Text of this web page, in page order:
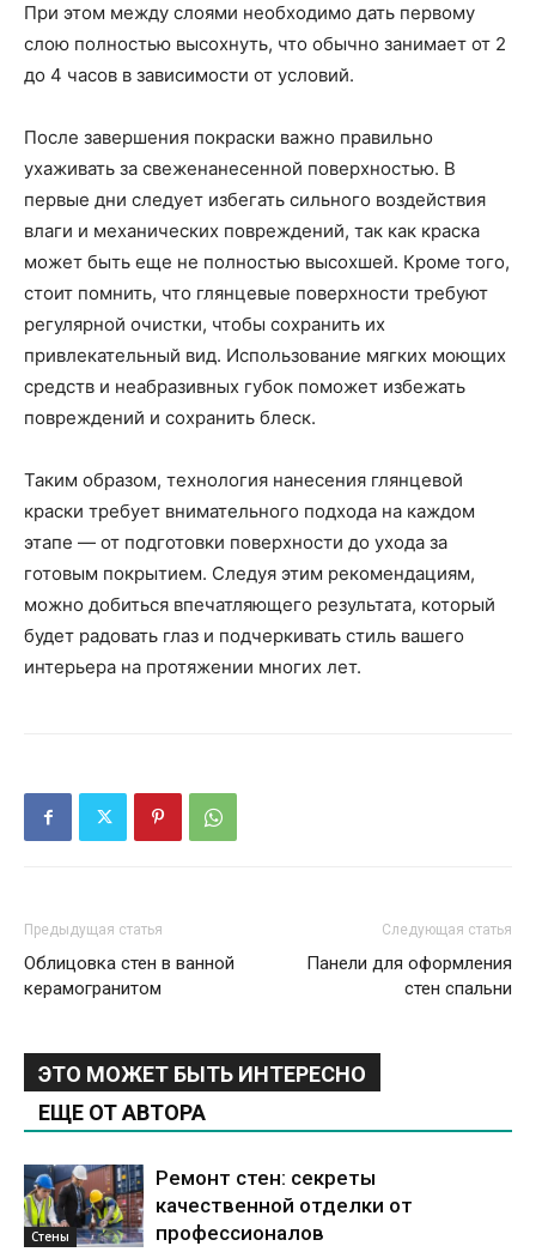
При этом между слоями необходимо дать первому
слою полностью высохнуть, что обычно занимает от 2
до 4 часов в зависимости от условий.
После завершения покраски важно правильно
ухаживать за свеженанесенной поверхностью. В
первые дни следует избегать сильного воздействия
влаги и механических повреждений, так как краска
может быть еще не полностью высохшей. Кроме того,
стоит помнить, что глянцевые поверхности требуют
регулярной очистки, чтобы сохранить их
привлекательный вид. Использование мягких моющих
средств и неабразивных губок поможет избежать
повреждений и сохранить блеск.
Таким образом, технология нанесения глянцевой
краски требует внимательного подхода на каждом
этапе — от подготовки поверхности до ухода за
готовым покрытием. Следуя этим рекомендациям,
можно добиться впечатляющего результата, который
будет радовать глаз и подчеркивать стиль вашего
интерьера на протяжении многих лет.
Предыдущая статья
Облицовка стен в ванной
керамогранитом
Следующая статья
Панели для оформления
стен спальни
ЭТО МОЖЕТ БЫТЬ ИНТЕРЕСНО
ЕЩЕ ОТ АВТОРА
Стены
Ремонт стен: секреты
качественной отделки от
профессионалов